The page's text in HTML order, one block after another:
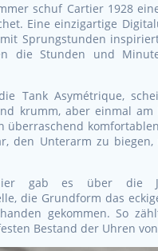
schuf Cartier 1928
Eine einzigartige
Sprungstunden
die Stunden und
Tank Asymétrique,
krumm, aber einmal am
überraschend
den Unterarm zu
gab es über die
die Grundform das
gekommen. So
Bestand der Uhren